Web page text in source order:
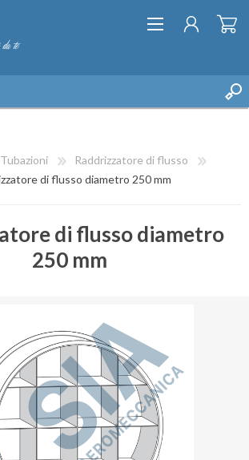
Tubazioni
Raddrizzatore di flusso
di flusso diametro 250 mm
di flusso diametro
250 mm